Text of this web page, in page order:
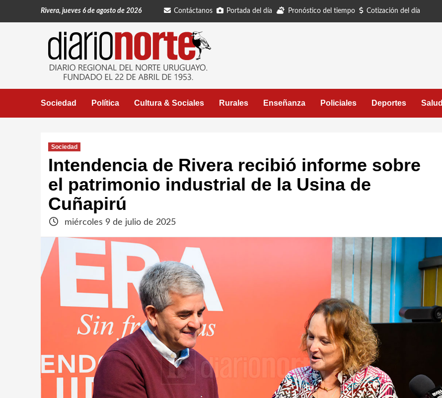
Rivera, jueves 6 de agosto de 2026 Contáctanos Portada del día Pronóstico del tiempo Cotización del día
Sociedad Política Cultura & Sociales Rurales Enseñanza Policiales Deportes Salud
Sociedad
Intendencia de Rivera recibió informe sobre
el patrimonio industrial de la Usina de
Cuñapirú
miércoles 9 de julio de 2025